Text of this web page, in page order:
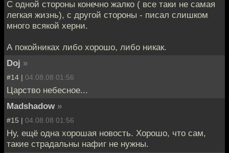
C одной стороны конечно жалко ( все таки не самая
легкая жизнь), с другой стороны - писал слишком
много всякой херни.
А покойниках либо хорошо, либо никак.
Doj »
#14 | 04.08.08 01:56
Царство небесное...
Madshadow »
#15 | 04.08.08 01:56
Ну, ещё одна хорошая новость. Хорошо, что сам,
такие страдальны нафиг не нужны.